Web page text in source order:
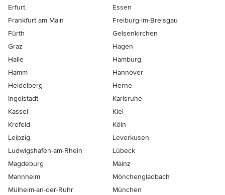
Erfurt
Essen
Frankfurt am Main
Freiburg-im-Breisgau
Fürth
Gelsenkirchen
Graz
Hagen
Halle
Hamburg
Hamm
Hannover
Heidelberg
Herne
Ingolstadt
Karlsruhe
Kassel
Kiel
Krefeld
Köln
Leipzig
Leverkusen
Ludwigshafen-am-Rhein
Lübeck
Magdeburg
Mainz
Mannheim
Mönchen­gladbach
Mülheim-an-der-Ruhr
München